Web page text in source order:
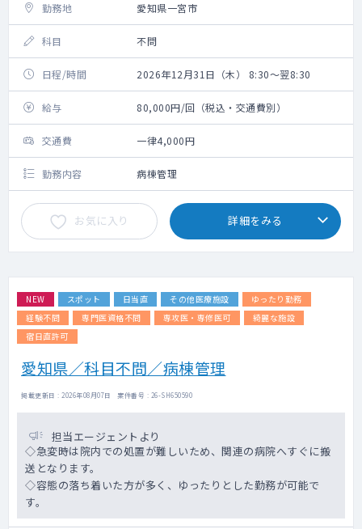
勤務地 愛知県一宮市
科目 不問
日程/時間 2026年12月31日（木） 8:30～翌8:30
給与 80,000円/回（税込・交通費別）
交通費 一律4,000円
勤務内容 病棟管理
お気に入り 詳細をみる
NEW スポット 日当直 その他医療施設
ゆったり勤務
経験不問
専門医資格不問 専攻医・専修医可
綺麗な施設
宿日直許可
愛知県／科目不問／病棟管理
掲載更新日 : 2026年08月07日 案件番号 : 26-SH650590
担当エージェントより
◇急変時は院内での処置が難しいため、関連の病院へすぐに搬
送となります。
◇容態の落ち着いた方が多く、ゆったりとした勤務が可能で
す。